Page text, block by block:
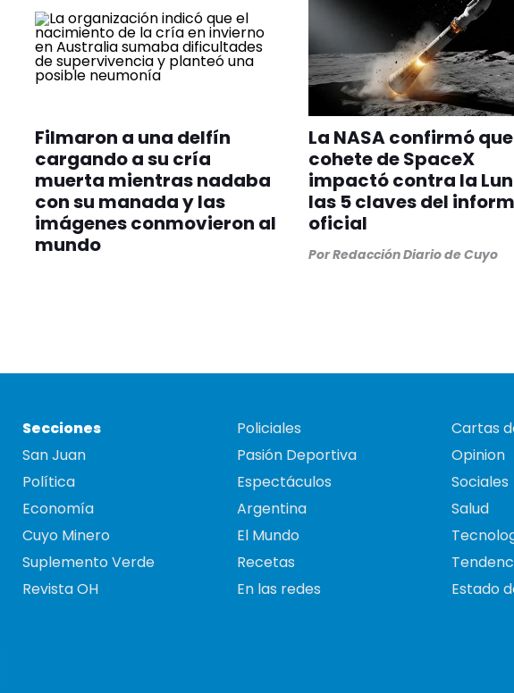
Filmaron a una delfín
cargando a su cría
muerta mientras nadaba
con su manada y las
imágenes conmovieron al
mundo
La NASA confirmó
cohete de SpaceX
impactó contra la
las 5 claves del
oficial
PorRedacción Diario de Cuyo
Secciones
San Juan
Política
Economía
Cuyo Minero
Suplemento Verde
Revista OH
Policiales
Pasión Deportiva
Espectáculos
Argentina
El Mundo
Recetas
En las redes
Cartas
Opinion
Sociales
Salud
Estado